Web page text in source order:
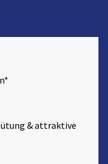
& attraktive